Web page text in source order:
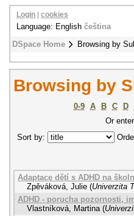
DSpace Home Browsing by
Login cookies
Language: English čeština
Browsing by
0-9 A B C D
Or
Sort by:
Adaptace dětí s ADHD na
Zpěváková, Julie (Univerzita
ADHD - porucha pozornosti,
Vlastníková, Martina (